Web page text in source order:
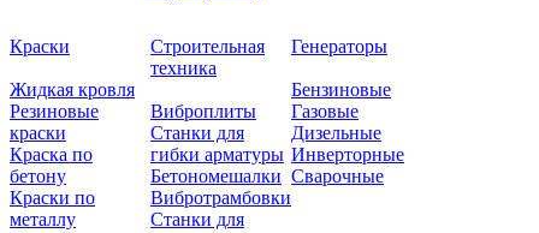
Краски
Жидкая кровля
Резиновые
краски
Краска по
бетону
Краски по
металлу
Строительная
техника
Виброплиты
Станки для
гибки арматуры
Бетономешалки
Вибротрамбовки
Станки для
Генераторы
Бензиновые
Газовые
Дизельные
Инверторные
Сварочные